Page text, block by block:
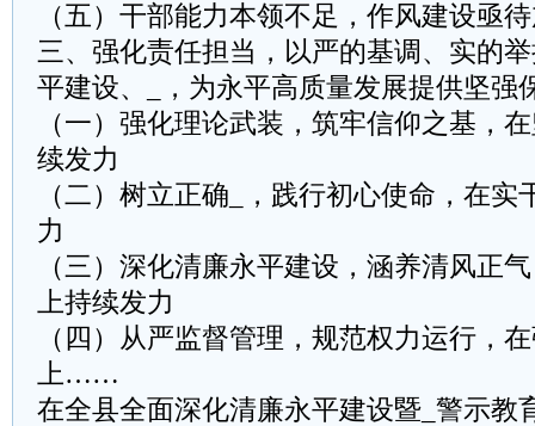
（五）干部能力本领不足，作风建设亟
三、强化责任担当，以严的基调、实的
平建设、_，为永平高质量发展提供坚强
（一）强化理论武装，筑牢信仰之基，
续发力
（二）树立正确_，践行初心使命，在实
力
（三）深化清廉永平建设，涵养清风正
上持续发力
（四）从严监督管理，规范权力运行，
上……
在全县全面深化清廉永平建设暨_警示教